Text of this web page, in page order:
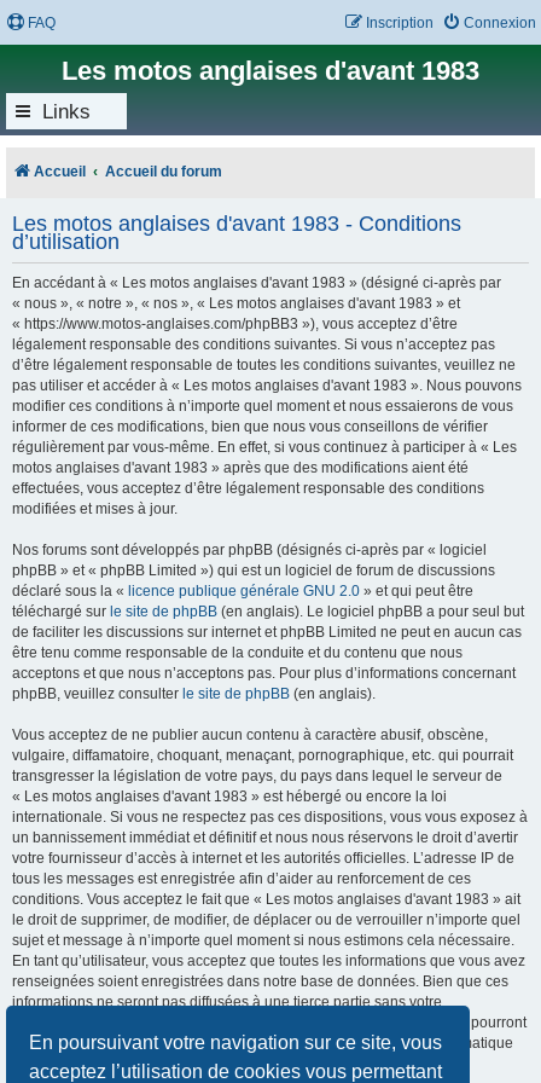
En poursuivant votre navigation sur ce site, vous
acceptez l’utilisation de cookies vous permettant
FAQ Connexion
Inscription
Les motos anglaises d'avant 1983
Links
Accueil Accueil du forum
Les motos anglaises d'avant 1983 - Conditions
d’utilisation
En accédant à « Les motos anglaises d'avant 1983 » (désigné ci-après par
« nous », « notre », « nos », « Les motos anglaises d'avant 1983 » et
« https://www.motos-anglaises.com/phpBB3 »), vous acceptez d’être
légalement responsable des conditions suivantes. Si vous n’acceptez pas
d’être légalement responsable de toutes les conditions suivantes, veuillez ne
pas utiliser et accéder à « Les motos anglaises d'avant 1983 ». Nous pouvons
modifier ces conditions à n’importe quel moment et nous essaierons de vous
informer de ces modifications, bien que nous vous conseillons de vérifier
régulièrement par vous-même. En effet, si vous continuez à participer à « Les
motos anglaises d'avant 1983 » après que des modifications aient été
effectuées, vous acceptez d’être légalement responsable des conditions
modifiées et mises à jour.
Nos forums sont développés par phpBB (désignés ci-après par « logiciel
phpBB » et « phpBB Limited ») qui est un logiciel de forum de discussions
déclaré sous la « licence publique générale GNU 2.0 » et qui peut être
téléchargé sur le site de phpBB (en anglais). Le logiciel phpBB a pour seul but
de faciliter les discussions sur internet et phpBB Limited ne peut en aucun cas
être tenu comme responsable de la conduite et du contenu que nous
acceptons et que nous n’acceptons pas. Pour plus d’informations concernant
phpBB, veuillez consulter le site de phpBB (en anglais).
Vous acceptez de ne publier aucun contenu à caractère abusif, obscène,
vulgaire, diffamatoire, choquant, menaçant, pornographique, etc. qui pourrait
transgresser la législation de votre pays, du pays dans lequel le serveur de
« Les motos anglaises d'avant 1983 » est hébergé ou encore la loi
internationale. Si vous ne respectez pas ces dispositions, vous vous exposez à
un bannissement immédiat et définitif et nous nous réservons le droit d’avertir
votre fournisseur d’accès à internet et les autorités officielles. L’adresse IP de
tous les messages est enregistrée afin d’aider au renforcement de ces
conditions. Vous acceptez le fait que « Les motos anglaises d'avant 1983 » ait
le droit de supprimer, de modifier, de déplacer ou de verrouiller n’importe quel
sujet et message à n’importe quel moment si nous estimons cela nécessaire.
En tant qu’utilisateur, vous acceptez que toutes les informations que vous avez
renseignées soient enregistrées dans notre base de données. Bien que ces
informations ne seront pas diffusées à une tierce partie sans votre
consentement, ni « Les motos anglaises d'avant 1983 », ni phpBB, ne pourront
être tenus comme responsables en cas de tentative de piratage informatique
visant à compromettre vos données.